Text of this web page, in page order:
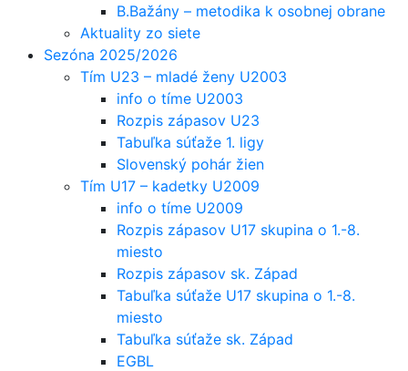
B.Bažány – metodika k osobnej obrane
Aktuality zo siete
Sezóna 2025/2026
Tím U23 – mladé ženy U2003
info o tíme U2003
Rozpis zápasov U23
Tabuľka súťaže 1. ligy
Slovenský pohár žien
Tím U17 – kadetky U2009
info o tíme U2009
Rozpis zápasov U17 skupina o 1.-8.
miesto
Rozpis zápasov sk. Západ
Tabuľka súťaže U17 skupina o 1.-8.
miesto
Tabuľka súťaže sk. Západ
EGBL